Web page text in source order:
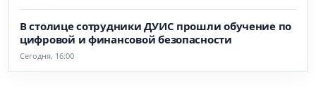
В столице сотрудники ДУИС прошли обучение по
цифровой и финансовой безопасности
Сегодня, 16:00